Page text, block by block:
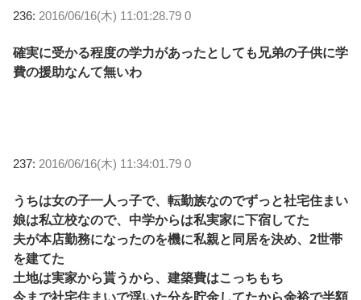
236: 2016/06/16(木) 11:01:28.79 0
確実に受かる程度の学力があったとしても兄弟の子供に学
費の援助なんて無いわ
237: 2016/06/16(木) 11:34:01.79 0
うちは女の子一人っ子で、転勤族なのでずっと社宅住まい
娘は私立校なので、中学からは私実家に下宿してた
夫が本店勤務になったのを機に私親と同居を決め、2世帯
を建てた
土地は実家から貰うから、建築費はこっちもち